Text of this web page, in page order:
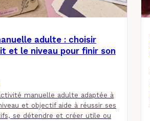
adulte : choisir
et le niveau pour finir son
manuelle adulte adaptée à
et objectif aide à réussir ses
se détendre et créer utile ou